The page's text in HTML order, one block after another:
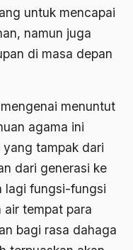
untuk mencapai
namun juga
di masa depan
menuntut
agama ini
tampak dari
dari generasi ke
lagi fungsi-fungsi
tempat para
bagi rasa dahaga